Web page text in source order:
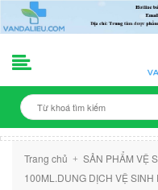
Trang chủ + SẢN PHẨM VỆ
100ML.DUNG DỊCH VỆ SINH